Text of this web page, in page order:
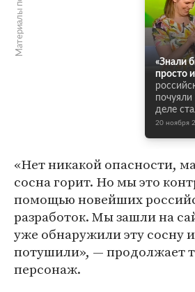
«Знали
просто
деле
20 ноября
«Нет никакой опасности,
сосна горит. Но мы это
помощью новейших
разработок. Мы зашли на
уже обнаружили эту сосну
потушили», — продолжает
персонаж.